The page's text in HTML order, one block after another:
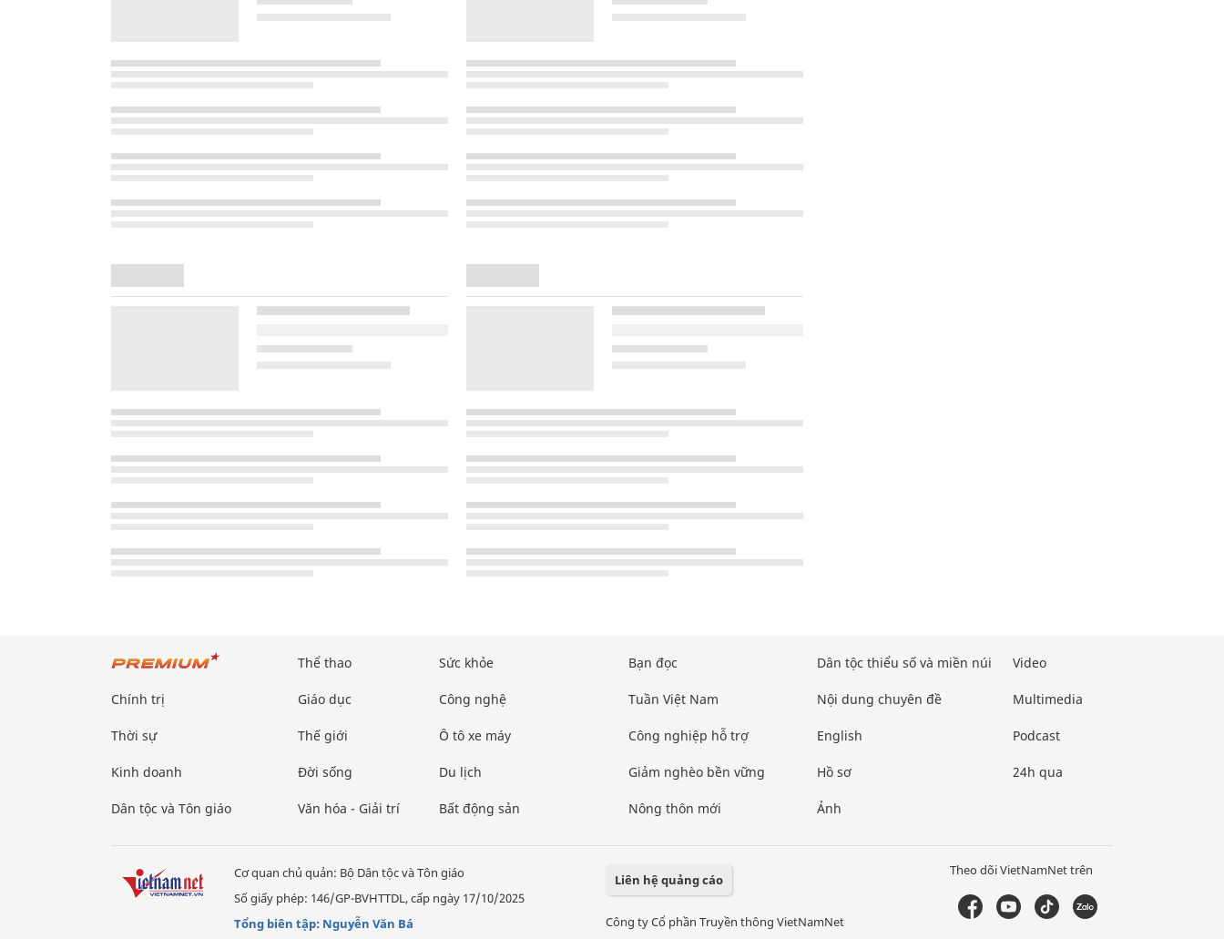
Chính trị
Thời sự
Kinh doanh
Dân tộc và Tôn giáo
Thể thao
Giáo dục
Thế giới
Đời sống
Văn hóa - Giải trí
Sức khỏe
Công nghệ
Ô tô xe máy
Du lịch
Bất động sản
Bạn đọc
Tuần Việt Nam
Công nghiệp hỗ trợ
Giảm nghèo bền vững
Nông thôn mới
Dân tộc thiểu số và miền núi
Nội dung chuyên đề
English
Hồ sơ
Ảnh
Video
Multimedia
Podcast
24h qua
Cơ quan chủ quản: Bộ Dân tộc và Tôn giáo
Số giấy phép: 146/GP-BVHTTDL, cấp ngày 17/10/2025
Tổng biên tập: Nguyễn Văn Bá
Liên hệ quảng cáo
Công ty Cổ phần Truyền thông VietNamNet
Theo dõi VietNamNet trên